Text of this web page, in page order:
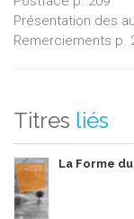
Présentation des
Remerciements p.
Titres liés
La Forme